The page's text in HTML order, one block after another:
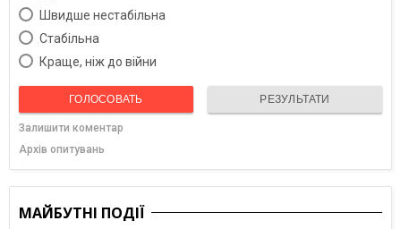
Швидше нестабільна
Cтабільна
Краще, ніж до війни
ГОЛОСОВАТЬ РЕЗУЛЬТАТИ
Залишити коментар
Архів опитувань
МАЙБУТНІ ПОДІЇ